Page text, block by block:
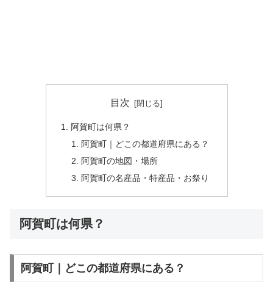
目次
阿賀町は何県？
阿賀町｜どこの都道府県にある？
阿賀町の地図・場所
阿賀町の名産品・特産品・お祭り
阿賀町は何県？
阿賀町｜どこの都道府県にある？